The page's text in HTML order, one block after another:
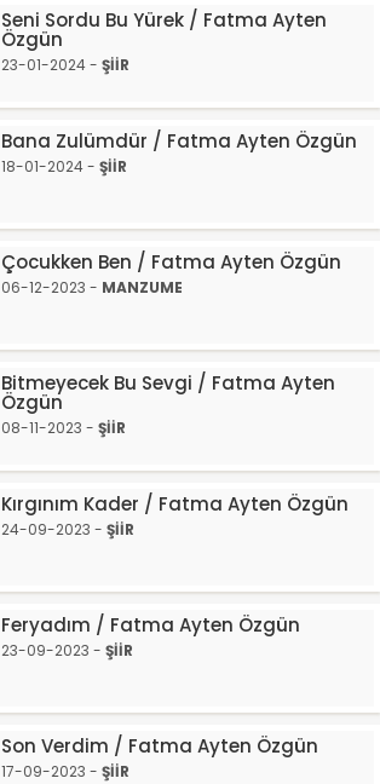
Seni Sordu Bu Yürek / Fatma Ayten
Özgün
23-01-2024 - ŞİİR
Bana Zulümdür / Fatma Ayten Özgün
18-01-2024 - ŞİİR
Çocukken Ben / Fatma Ayten Özgün
06-12-2023 - MANZUME
Bitmeyecek Bu Sevgi / Fatma Ayten
Özgün
08-11-2023 - ŞİİR
Kırgınım Kader / Fatma Ayten Özgün
24-09-2023 - ŞİİR
Feryadım / Fatma Ayten Özgün
23-09-2023 - ŞİİR
Son Verdim / Fatma Ayten Özgün
17-09-2023 - ŞİİR